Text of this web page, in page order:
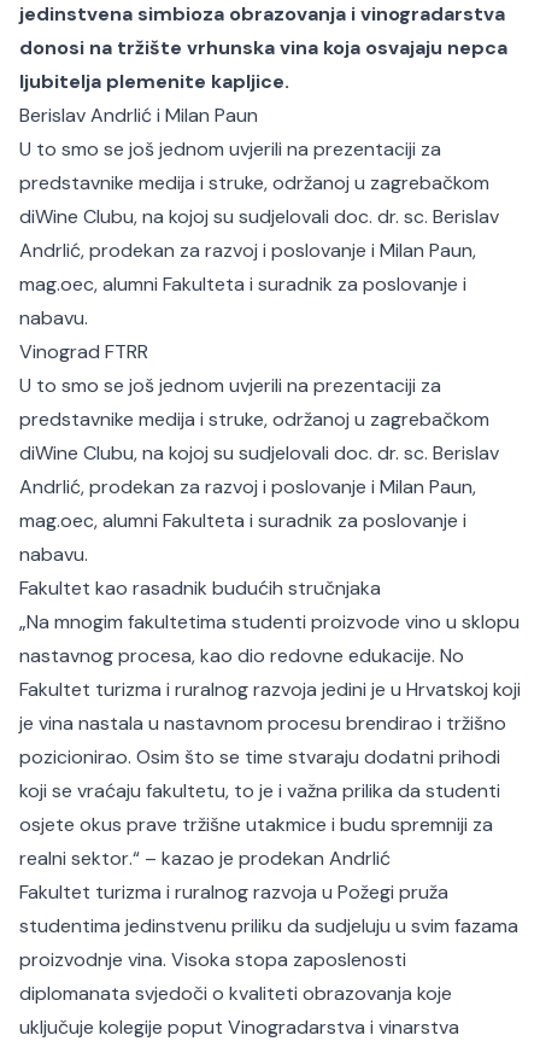
jedinstvena simbioza obrazovanja i vinogradarstva
donosi na tržište vrhunska vina koja osvajaju nepca
ljubitelja plemenite kapljice.​
Berislav Andrlić i Milan Paun
U to smo se još jednom uvjerili na prezentaciji za
predstavnike medija i struke, održanoj u zagrebačkom
diWine Clubu, na kojoj su sudjelovali doc. dr. sc. Berislav
Andrlić, prodekan za razvoj i poslovanje i Milan Paun,
mag.oec, alumni Fakulteta i suradnik za poslovanje i
nabavu.
Vinograd FTRR
U to smo se još jednom uvjerili na prezentaciji za
predstavnike medija i struke, održanoj u zagrebačkom
diWine Clubu, na kojoj su sudjelovali doc. dr. sc. Berislav
Andrlić, prodekan za razvoj i poslovanje i Milan Paun,
mag.oec, alumni Fakulteta i suradnik za poslovanje i
nabavu.
Fakultet kao rasadnik budućih stručnjaka
„Na mnogim fakultetima studenti proizvode vino u sklopu
nastavnog procesa, kao dio redovne edukacije. No
Fakultet turizma i ruralnog razvoja jedini je u Hrvatskoj koji
je vina nastala u nastavnom procesu brendirao i tržišno
pozicionirao. Osim što se time stvaraju dodatni prihodi
koji se vraćaju fakultetu, to je i važna prilika da studenti
osjete okus prave tržišne utakmice i budu spremniji za
realni sektor.“ – kazao je prodekan Andrlić
Fakultet turizma i ruralnog razvoja u Požegi pruža
studentima jedinstvenu priliku da sudjeluju u svim fazama
proizvodnje vina. Visoka stopa zaposlenosti
diplomanata svjedoči o kvaliteti obrazovanja koje
uključuje kolegije poput Vinogradarstva i vinarstva